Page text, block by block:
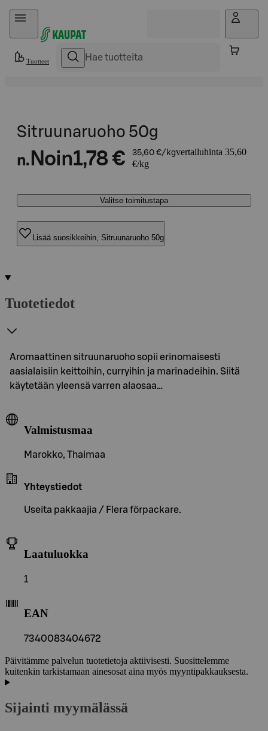
Hyppää sisältöön
Tuotteet
Sitruunaruoho 50g
n. Noin1,78 € 35,60 €/kgvertailuhinta 35,60
€/kg
Valitse toimitustapa
Lisää suosikkeihin, Sitruunaruoho 50g
Tuotetiedot
Aromaattinen sitruunaruoho sopii erinomaisesti
aasialaisiin keittoihin, curryihin ja marinadeihin. Siitä
käytetään yleensä varren alaosaa…
Valmistusmaa
Marokko, Thaimaa
Yhteystiedot
Useita pakkaajia / Flera förpackare.
Laatuluokka
1
EAN
7340083404672
Päivitämme palvelun tuotetietoja aktiivisesti. Suosittelemme
kuitenkin tarkistamaan ainesosat aina myös myyntipakkauksesta.
Sijainti myymälässä